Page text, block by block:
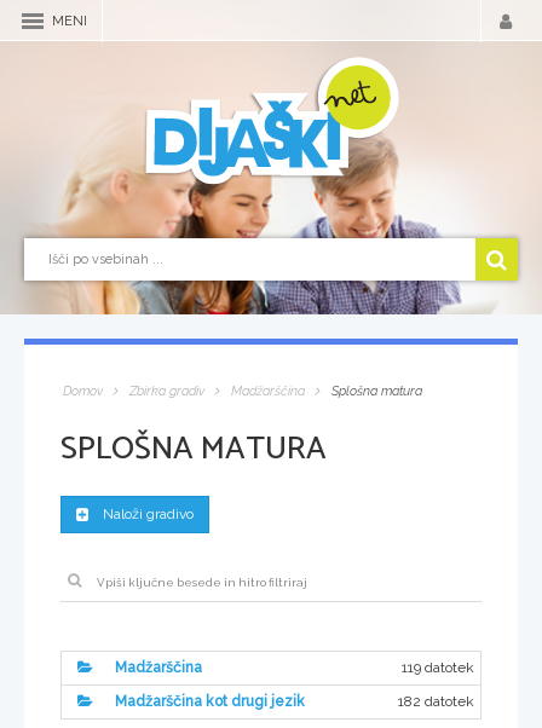
MENI
Domov Zbirka gradiv Madžarščina Splošna matura
SPLOŠNA MATURA
Naloži gradivo
Madžarščina 119 datotek
Madžarščina kot drugi jezik 182 datotek